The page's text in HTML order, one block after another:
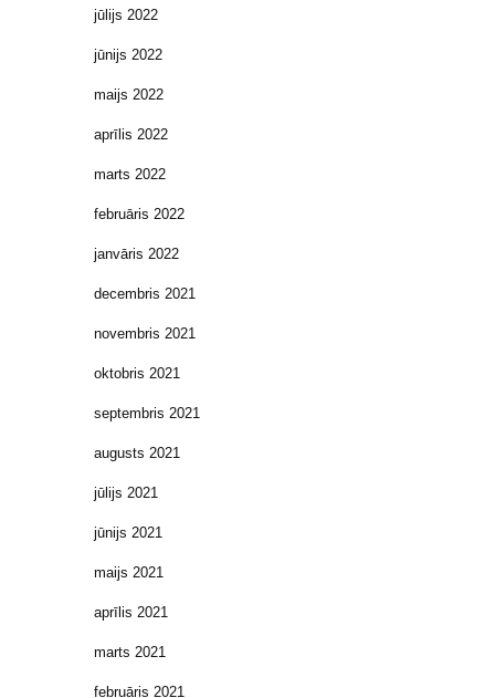
jūlijs 2022
jūnijs 2022
maijs 2022
aprīlis 2022
marts 2022
februāris 2022
janvāris 2022
decembris 2021
novembris 2021
oktobris 2021
septembris 2021
augusts 2021
jūlijs 2021
jūnijs 2021
maijs 2021
aprīlis 2021
marts 2021
februāris 2021